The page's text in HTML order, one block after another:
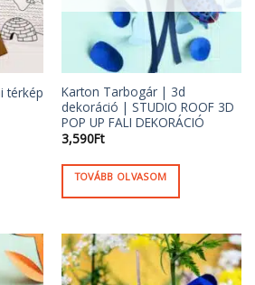
térkép
Karton Tarbogár | 3d
dekoráció | STUDIO ROOF 3D
POP UP FALI DEKORÁCIÓ
3,590Ft
TOVÁBB OLVASOM